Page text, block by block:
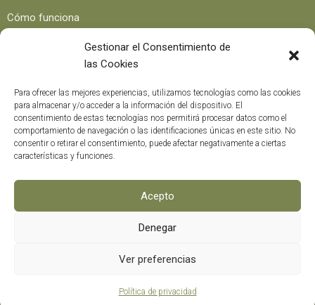
Gestionar el Consentimiento de
las Cookies
Para ofrecer las mejores experiencias, utilizamos tecnologías como las cookies
para almacenar y/o acceder a la información del dispositivo. El
consentimiento de estas tecnologías nos permitirá procesar datos como el
comportamiento de navegación o las identificaciones únicas en este sitio. No
consentir o retirar el consentimiento, puede afectar negativamente a ciertas
características y funciones.
Acepto
Denegar
Ver preferencias
Política de privacidad
Cómo funciona
Blog
Recetas
Trucos y consejos